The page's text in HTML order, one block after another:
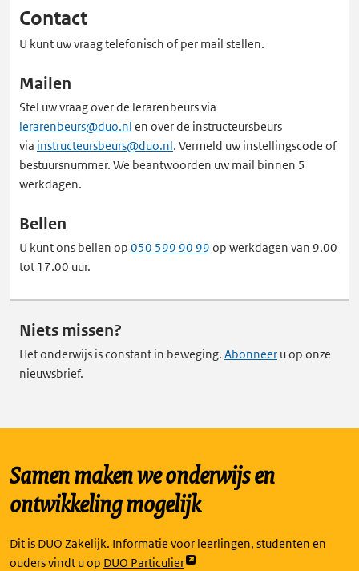
Contact
U kunt uw vraag telefonisch of per mail stellen.
Mailen
Stel uw vraag over de lerarenbeurs via
lerarenbeurs@duo.nl en over de instructeursbeurs
via instructeursbeurs@duo.nl. Vermeld uw instellingscode of
bestuursnummer. We beantwoorden uw mail binnen 5
werkdagen.
Bellen
U kunt ons bellen op 050 599 90 99 op werkdagen van 9.00
tot 17.00 uur.
Niets missen?
Het onderwijs is constant in beweging. Abonneer u op onze
nieuwsbrief.
Samen maken we onderwijs en
ontwikkeling mogelijk
Dit is DUO Zakelijk. Informatie voor leerlingen, studenten en
ouders vindt u op DUO Particulier
Link